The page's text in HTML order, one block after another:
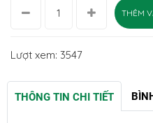
THÊM
Lượt xem: 3547
THÔNG TIN CHI TIẾT